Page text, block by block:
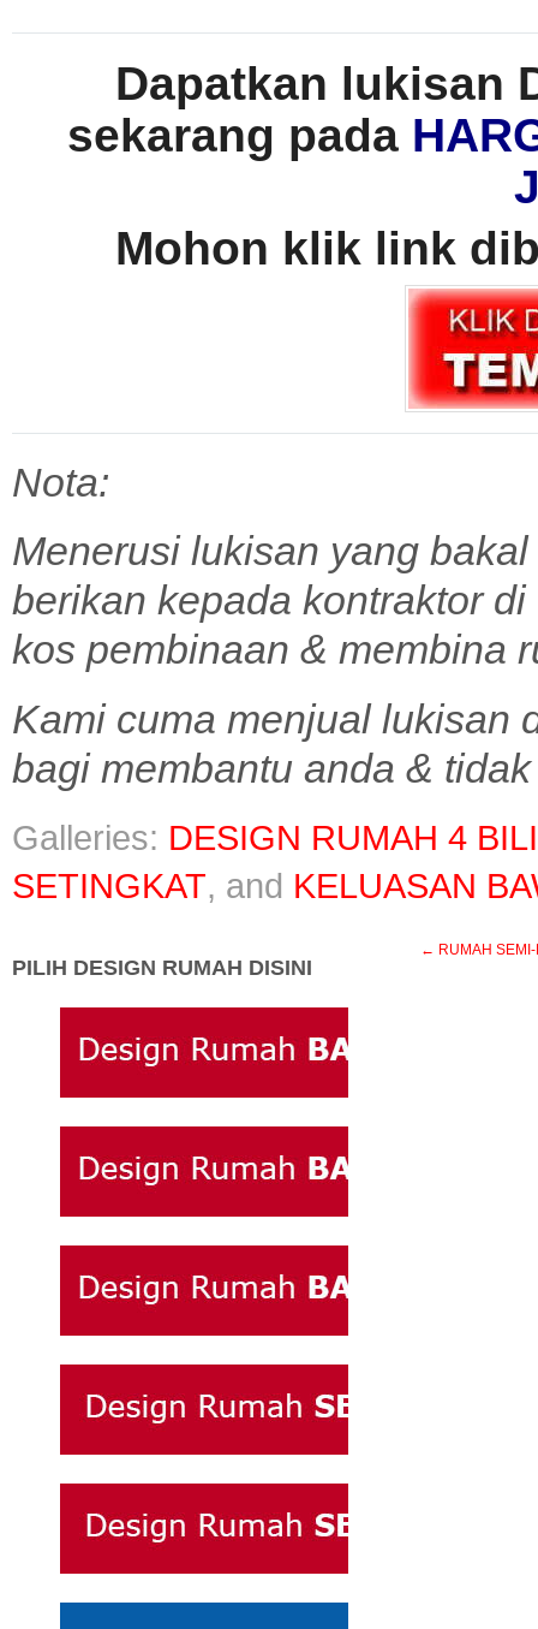
Dapatkan lukisan
sekarang pada
Mohon klik link
Nota:
Menerusi lukisan yang
berikan kepada kontraktor
kos pembinaan & membina
Kami cuma menjual lukisan
bagi membantu anda &
Galleries: DESIGN RUMAH 4
SETINGKAT, and KELUASAN
← RUMAH
PILIH DESIGN RUMAH DISINI